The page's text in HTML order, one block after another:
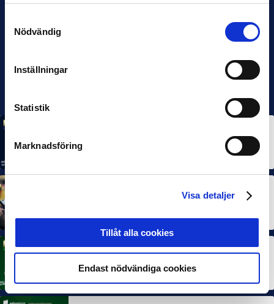
Nödvändig
Inställningar
Statistik
Marknadsföring
Visa detaljer
Tillåt alla cookies
Endast nödvändiga cookies
Rösta på Månadens Spelare & Tränare i juli
7 AUG 2026
MÅNADENS TRÄNARE
Dubbla Landskrona-priser när juni summeras
MÅNADENS SPELARE
3 JUL 2026